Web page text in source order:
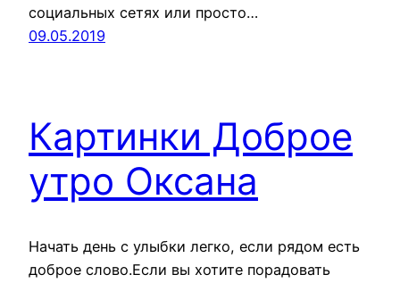
социальных сетях или просто…
09.05.2019
Картинки Доброе
утро Оксана
Начать день с улыбки легко, если рядом есть
доброе слово.Если вы хотите порадовать